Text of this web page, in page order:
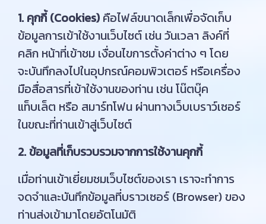
1. คุกกี้ (Cookies) คือไฟล์ขนาดเล็กเพื่อจัดเก็บ
ข้อมูลการเข้าใช้งานเว็บไซต์ เช่น วันเวลา ลิงค์ที่
คลิก หน้าที่เข้าชม เงื่อนไขการตั้งค่าต่าง ๆ โดย
จะบันทึกลงไปในอุปกรณ์คอมพิวเตอร์ หรือเครื่อง
มือสื่อสารที่เข้าใช้งานของท่าน เช่น โน๊ตบุ๊ค
แท็บเล็ต หรือ สมาร์ทโฟน ผ่านทางเว็บเบราว์เซอร์
ในขณะที่ท่านเข้าสู่เว็บไซต์
2. ข้อมูลที่เก็บรวบรวมจากการใช้งานคุกกี้
เมื่อท่านเข้าเยี่ยมชมเว็บไซต์ของเรา เราจะทำการ
จดจำและบันทึกข้อมูลที่บราวเซอร์ (Browser) ของ
ท่านส่งเข้ามาโดยอัตโนมัติ